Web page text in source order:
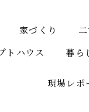
家づくり
トハウス
暮ら
現場レポ